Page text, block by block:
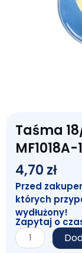
Taśma
MF1018A-1
4,70 zł
Przed
których
wydłużony!
Zapytaj o
ilość
Taśma